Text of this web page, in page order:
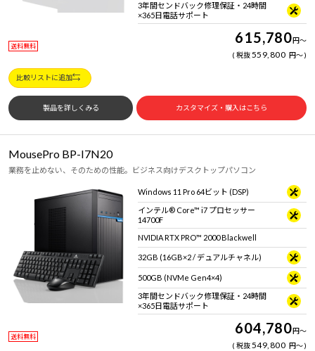
3年間センドバック修理保証・24時間
×365日電話サポート
送料無料 615,780円～
税抜559,800 円～
比較リストに追加
製品を詳しくみる カスタマイズ・購入はこちら
MousePro BP-I7N20
業務を止めない、そのための性能。ビジネス向けデスクトップパソコン
Windows 11 Pro 64ビット (DSP)
インテル® Core™ i7 プロセッサー
14700F
NVIDIA RTX PRO™ 2000 Blackwell
32GB (16GB×2 / デュアルチャネル)
500GB (NVMe Gen4×4)
3年間センドバック修理保証・24時間
×365日電話サポート
送料無料 604,780円～
税抜549,800 円～